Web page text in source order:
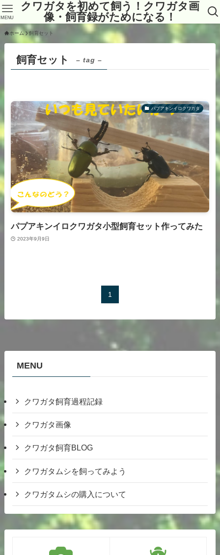
クワガタを初めて飼う！クワガタ画
像・飼育録がためになる！
MENU
ホーム 飼育セット
飼育セット – tag –
パプアキンイロクワガタ
パプアキンイロクワガタ小型飼育セット作ってみた
2023年9月9日
1
MENU
クワガタ飼育過程記録
クワガタ画像
クワガタ飼育BLOG
クワガタムシを飼ってみよう
クワガタムシの購入について